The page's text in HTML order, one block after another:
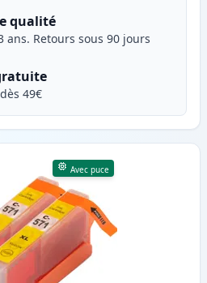
qualité
ans. Retours sous 90 jours
49€
Avec puce